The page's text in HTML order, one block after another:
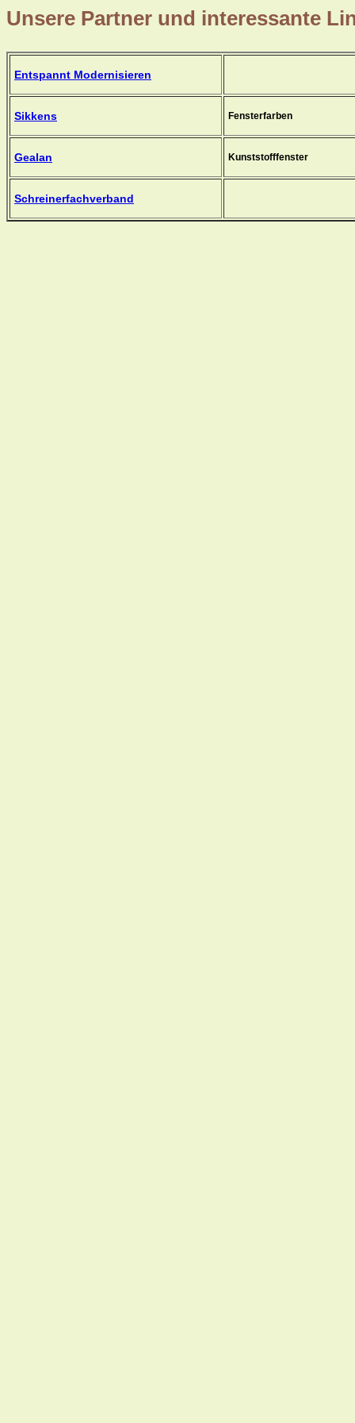
Unsere Partner und interessante
Entspannt Modernisieren
Sikkens Fensterfarben
Gealan Kunststofffenster
Schreinerfachverband